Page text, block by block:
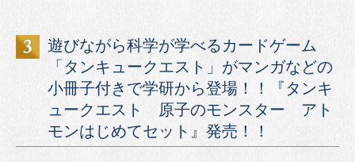
遊びながら科学が学べるカードゲーム
「タンキュークエスト」がマンガなどの
小冊子付きで学研から登場！！『タンキ
ュークエスト 原子のモンスター アト
モンはじめてセット』発売！！